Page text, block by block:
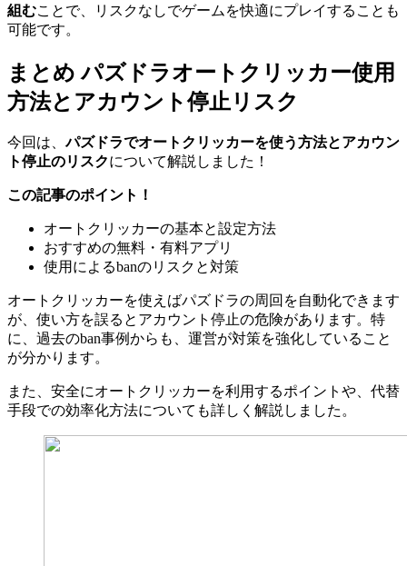
組むことで、リスクなしでゲームを快適にプレイすることも
可能です。
まとめ パズドラオートクリッカー使用
方法とアカウント停止リスク
今回は、パズドラでオートクリッカーを使う方法とアカウン
ト停止のリスクについて解説しました！
この記事のポイント！
オートクリッカーの基本と設定方法
おすすめの無料・有料アプリ
使用によるbanのリスクと対策
オートクリッカーを使えばパズドラの周回を自動化できます
が、使い方を誤るとアカウント停止の危険があります。特
に、過去のban事例からも、運営が対策を強化していること
が分かります。
また、安全にオートクリッカーを利用するポイントや、代替
手段での効率化方法についても詳しく解説しました。